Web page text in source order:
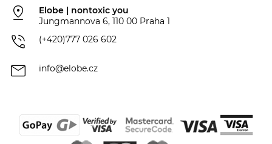
pin_drop
Elobe | nontoxic you
Jungmannova 6, 110 00 Praha 1
phone_in_talk (+420)777 026 602
mail info@elobe.cz